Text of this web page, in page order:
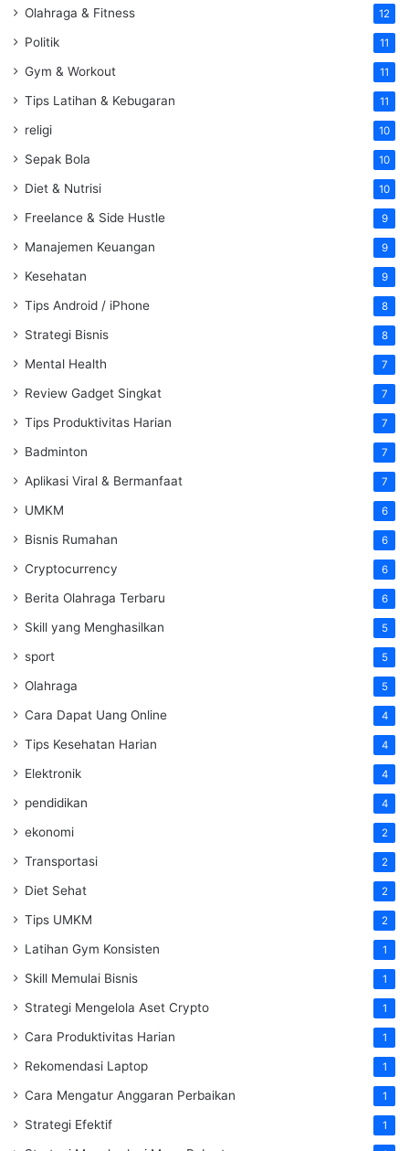
Olahraga & Fitness 12
Politik 11
Gym & Workout 11
Tips Latihan & Kebugaran 11
religi 10
Sepak Bola 10
Diet & Nutrisi 10
Freelance & Side Hustle 9
Manajemen Keuangan 9
Kesehatan 9
Tips Android / iPhone 8
Strategi Bisnis 8
Mental Health 7
Review Gadget Singkat 7
Tips Produktivitas Harian 7
Badminton 7
Aplikasi Viral & Bermanfaat 7
UMKM 6
Bisnis Rumahan 6
Cryptocurrency 6
Berita Olahraga Terbaru 6
Skill yang Menghasilkan 5
sport 5
Olahraga 5
Cara Dapat Uang Online 4
Tips Kesehatan Harian 4
Elektronik 4
pendidikan 4
ekonomi 2
Transportasi 2
Diet Sehat 2
Tips UMKM 2
Latihan Gym Konsisten 1
Skill Memulai Bisnis 1
Strategi Mengelola Aset Crypto 1
Cara Produktivitas Harian 1
Rekomendasi Laptop 1
Cara Mengatur Anggaran Perbaikan 1
Strategi Efektif 1